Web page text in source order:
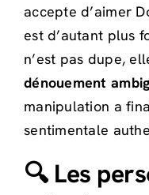
accepte d’aimer
est d’autant plus
n’est pas dupe,
dénouement
manipulation a
sentimentale
🔍 Les